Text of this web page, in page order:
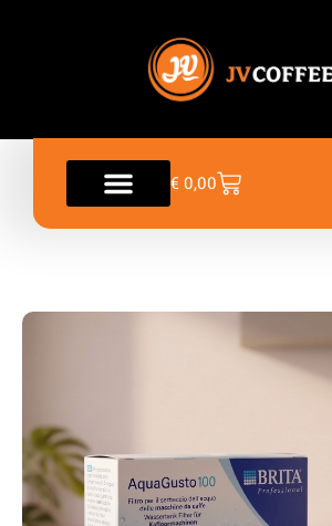
€ 0,00